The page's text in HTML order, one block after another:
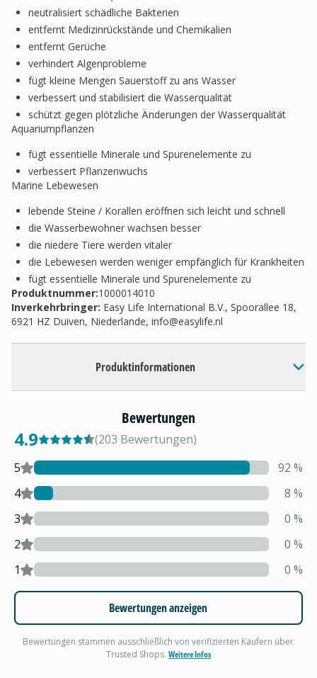
neutralisiert schädliche Bakterien
entfernt Medizinrückstände und Chemikalien
entfernt Gerüche
verhindert Algenprobleme
fügt kleine Mengen Sauerstoff zu ans Wasser
verbessert und stabilisiert die Wasserqualität
schützt gegen plötzliche Änderungen der Wasserqualität
Aquariumpflanzen
fügt essentielle Minerale und Spurenelemente zu
verbessert Pflanzenwuchs
Marine Lebewesen
lebende Steine / Korallen eröffnen sich leicht und schnell
die Wasserbewohner wachsen besser
die niedere Tiere werden vitaler
die Lebewesen werden weniger empfänglich für Krankheiten
fügt essentielle Minerale und Spurenelemente zu
Produktnummer:1000014010
Inverkehrbringer: Easy Life International B.V., Spoorallee 18,
6921 HZ Duiven, Niederlande, info@easylife.nl
Produktinformationen
Bewertungen
4.9 (203 Bewertungen)
5
92 %
4
8 %
3
0 %
2
0 %
1
0 %
Bewertungen anzeigen
Bewertungen stammen ausschließlich von verifizierten Käufern über
Trusted Shops. Weitere Infos